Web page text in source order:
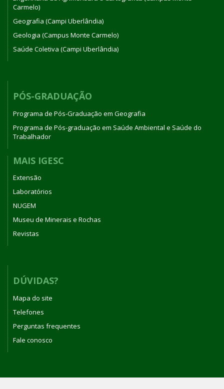
Carmelo)
Geografia (Campi Uberlândia)
Geologia (Campus Monte Carmelo)
Saúde Coletiva (Campi Uberlândia)
PÓS-GRADUAÇÃO
Programa de Pós-Graduação em Geografia
Programa de Pós-graduação em Saúde Ambiental e Saúde do
Trabalhador
MAIS IGESC
Extensão
Laboratórios
NUGEM
Museu de Minerais e Rochas
Revistas
DÚVIDAS?
Mapa do site
Telefones
Perguntas frequentes
Fale conosco